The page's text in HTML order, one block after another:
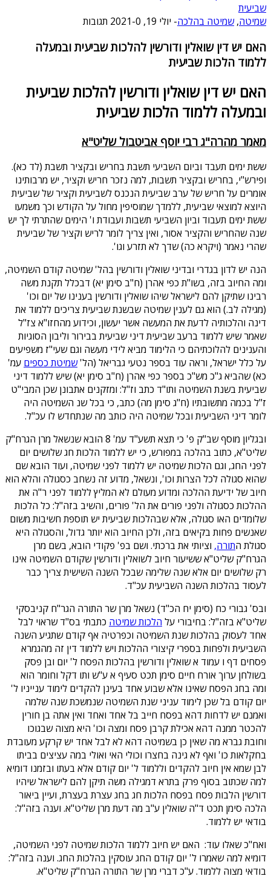
שמיטה,שמיטה בהלכה- יולי 19, 2021 -0 תגובות
האם יש דין שואלין ודורשין להלכות שביעית ובמעלה
ללמוד הלכות שביעית
האם יש דין שואלין ודורשין להלכות שביעית
ובמעלה ללמוד הלכות שביעית
מאמר מהרה"ג רבי יוסף אביטבול שליט"א
ששת ימים תעבד וביום השביעי תשבת בחריש ובקציר תשבת (לד כא).
ופירש"י, בחריש ובקציר תשבות, למה נזכר חריש וקציר, יש מרבותינו
אומרים על חריש של ערב שביעית הנכנס לשביעית וקציר של שביעית
היוצא למוצאי שביעית, ללמדך שמוסיפין מחול על הקודש וכך משמעו
ששת ימים תעבוד וביון השביעי תשבות ועבודת ו' הימים שהתרתי לך יש
שנה שהחריש והקציר אסור, ואין צריך לומר לריש וקציר של שביעית
שהרי נאמר (ויקרא כה) שדך לא תזרע וגו'.
הנה יש לדון בגדרי ובדיני שואלין ודורשין בהל' שמיטה קודם השמיטה,
ומה החיוב בזה, בשו"ת כפי אהרן (ח"ב סימן יא) דבכלל תקנת משה
רבינו שתיקן להם לישראל שיהו שואלין ודורשין בענינו של יום וכו'
(מגילה לב.) הוא גם לענין שמיטה שבשנת שביעית צריכים ללמוד את
דינה והלכותיה לדעת את המעשה אשר יעשון, וכידוע מהחזו"א צז"ל
שאמר שיש ללמוד ברעב שביעית דיני שביעית בבירור וליבון הסוגיות
והענינים להלוכתיהם כי הלימוד מביא לידי מעשה וגם שעי"ז משפיעים
על כלל ישראל, וראה עוד בספר נטעי גבריאל (הל'שמיטת כספים עמ'
כא) שהביא ג"כ מש"כ בספר כפי אהרן (ח"ב סימן יא) שיש ללמוד דיני
שביעית בשנת השמיטה ותו"ד כתב וז"ל: ומזקנים אתבונן שכן המבי"ט
ז"ל בכמה מתשובתיו (ח"ג סימן מה) כתב, כי בכל שנ השמיטה היה
לומר דיני השביעית ובכל שמיטה היה כותב מה שנתחדש לו עכ"ל.
ובגליון מוסף שב"ק פ' כי תצא תשע"ד עמ' 8 הובא שנשאל מרן הגרח"ק
שליט"א, כתוב בהלכה במפורש, כי יש ללמוד הלכות חג שלושים יום
לפני החג, וגם הלכות שמיטה יש ללמוד לפני שמיטה, ועוד הובא שם
שהוא סגולה לכל הצרות וכו', ונשאל, מדוע זה נשחב כסגולה והלא הוא
חיוב של ידיעת ההלכה ומדוע מעולם לא המליץ ללמוד לפני ר"ה את
ההלכות כסגולה ולפני פורים את הל' פורים, והשיב בזה"ל: כל הלכות
שלומדים האו סגולה, אלא שבהלכות שביעית יש תוספת חשיבות משום
שאנשים פחות בקיאים בזה, ולכן החיוב הוא יותר גדול, והסגולה היא
סגולת התורה, וציותי את ברכתי. ושם בפ' פקודי הובא, בשם מרן
הגרח"ק שליט"א ששיעור חיוב לשואלין ודורשין שקודם השמיטה אינו
רק שלושים יום אלא שנה שלימה שבכל השנה השישית צריך כבר
לעסוד בהלכות השנה השביעית עכ"ד.
ובס' גבורי כח (סימן יח הכ"ד) נשאל מרן שר התורה הגר"ח קניבסקי
שליט"א בזה"ל: בחיבורי על הלכות שמיטה כתבתי בס"ד שראוי לבל
אחד לעסוק בהלכות שנת השמיטה וכפרטיה אף קודם שתגיע השנה
השביעית ולפחות בספרי קיצורי ההלכות ויש ללמוד דין זה מהגמרא
פסחים דף ו עמוד א שואלין ודורשין בהלכות הפסח ל' יום ובן פסק
בשולחן ערוך אורח חיים סימן תכט סעיף א ע"ש ותו דקל וחומר הוא
ומה בחג הפסח שאינו אלא שבוע אחד בעינן להקדים לימוד ענייניו ל'
יום קודם בל שכן לימוד עניני שנת השמיטה שנמשכת שנה שלמה
ואמנם יש לדחות דהא בפסח חייב בל אחד ואחד ואין אתה בן חורין
להכטר ממנה דהא אכילת קרבן פסח ומצה וכו' היא מצוה שבגוכו
וחובת גברא מה שאין כן בשמיטה דהא לא לבל אחד יש קרקע מעובדת
בחקלאות כו' ואף לא גינה בחצרו וכולי האי ואולי במה עציצים בביתו
לבן שמא אין חיוב להקדים וללמוד ל' יום קודם אלא בעתו ובזמנו דומיא
למה שכתוב בסוף פרק בתרא דמגילה משה תיקן להם לישראל שיהיו
דורשין הלבות פסח בפסח הלכות חג בחג עצרת בעצרת, ועיין ביאור
הלכה סימן תכט ד"ה שואלין ע"ב מה דעת מרן שליט"א. וענה בזה"ל:
בודאי יש ללמוד.
ואח"כ שאלו עוד: האם יש חיוב ללמוד הלכות שמיטה לפני השמיטה,
דומיא למה שאמרו ל' יום קודם החג עוסקין בהלכות החג. וענה בזה"ל:
בודאי מצוה ללמוד. ע"כ דברי מרן שר התורה הגרח"ק שליט"א.